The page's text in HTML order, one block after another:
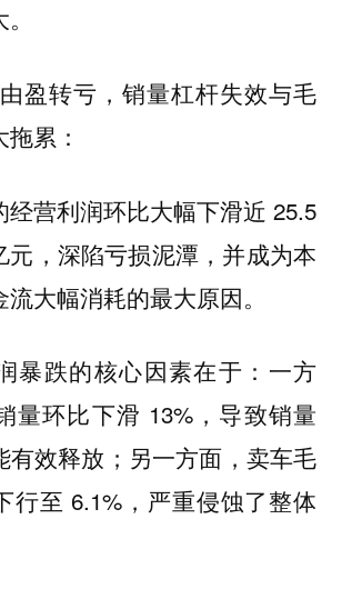
盈转亏，销量杠杆失效与毛
累：
经营利润环比大幅下滑近 25.5
元，深陷亏损泥潭，并成为本
大幅消耗的最大原因。
暴跌的核心因素在于：一方
量环比下滑 13%，导致销量
有效释放；另一方面，卖车毛
行至 6.1%，严重侵蚀了整体